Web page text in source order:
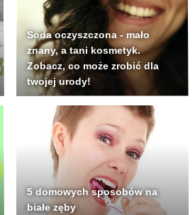
Soda oczyszczona - mało
znany, a tani kosmetyk.
Zobacz, co może zrobić dla
twojej urody!
5 domowych sposobów na
białe zęby